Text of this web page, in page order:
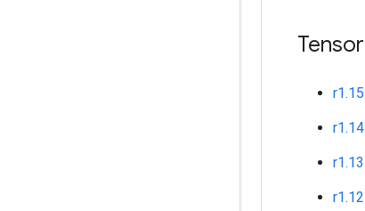
Tensor
r1.15
r1.14
r1.13
r1.12